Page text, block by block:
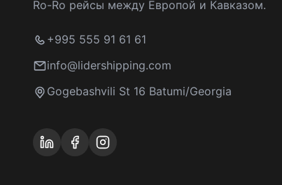
Ro-Ro рейсы между Европой и Кавказом.
+995 555 91 61 61
info@lidershipping.com
Gogebashvili St 16 Batumi/Georgia